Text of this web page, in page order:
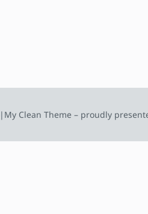
| My Clean Theme – proudly